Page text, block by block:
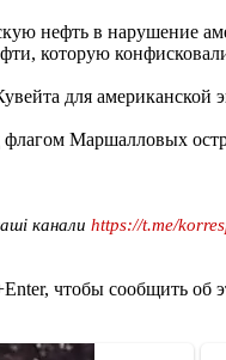
нефть в
которую
для американской
флагом Маршалловых
канали https://t.me/
чтобы сообщить об